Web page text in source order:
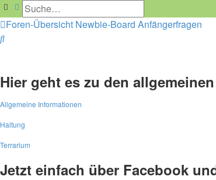
SucheErweiterte Suche
Foren-Übersicht Newbie-Board Anfängerfragen
Suche
Hier geht es zu den
Allgemeine Informationen
Haltung
Terrarium
Jetzt einfach über Facebook